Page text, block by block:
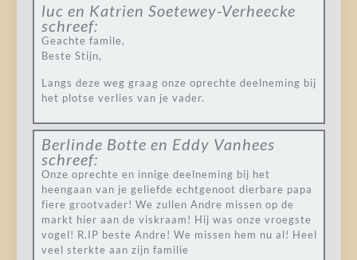
luc en Katrien Soetewey-Verheecke
schreef:
Geachte famile,
Beste Stijn,
Langs deze weg graag onze oprechte deelneming bij
het plotse verlies van je vader.
Berlinde Botte en Eddy Vanhees
schreef:
Onze oprechte en innige deelneming bij het
heengaan van je geliefde echtgenoot dierbare papa
fiere grootvader! We zullen Andre missen op de
markt hier aan de viskraam! Hij was onze vroegste
vogel! R.IP beste Andre! We missen hem nu al! Heel
veel sterkte aan zijn familie